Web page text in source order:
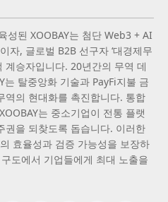
성된 XOOBAY는 첨단 Web3 + AI
자, 글로벌 B2B 선구자 ‘대경제무
계승자입니다. 20년간의 무역 데
는 탈중앙화 기술과 PayFi지불 금
역의 현대화를 촉진합니다. 통합
는 중소기업이 전통 플랫
권을 되찾도록 돕습니다. 이러한
효율성과 검증 가능성을 보장하
도에서 기업들에게 최대 노출을